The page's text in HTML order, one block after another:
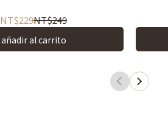
NT$229NT$249
añadir al carrito